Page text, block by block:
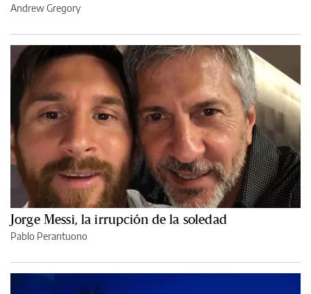
Andrew Gregory
Jorge Messi, la irrupción de la soledad
Pablo Perantuono